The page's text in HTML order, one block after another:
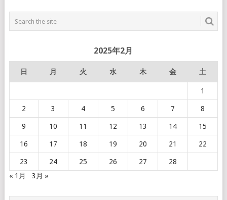
2025年2月
日 月 火 水 木 金 土
1
2 3 4 5 6 7 8
9 10 11 12 13 14 15
16 17 18 19 20 21 22
23 24 25 26 27
28
« 1月
3月 »